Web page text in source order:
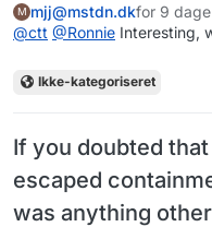
M mjj@mstdn.dkfor 9
@ctt @Ronnie Interesting,
Ikke-kategoriseret
If you doubted
escaped
was anything